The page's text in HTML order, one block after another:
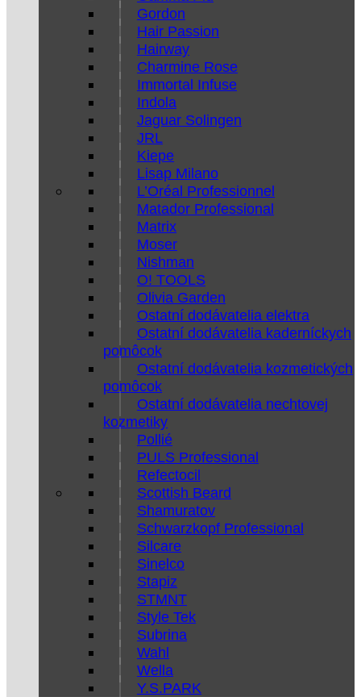
Gordon
Hair Passion
Hairway
Charmine Rose
Immortal Infuse
Indola
Jaguar Solingen
JRL
Kiepe
Lisap Milano
L’Oréal Professionnel
Matador Professional
Matrix
Moser
Nishman
O! TOOLS
Olivia Garden
Ostatní dodávatelia elektra
Ostatní dodávatelia kaderníckych
pomôcok
Ostatní dodávatelia kozmetických
pomôcok
Ostatní dodávatelia nechtovej
kozmetiky
Pollié
PULS Professional
Refectocil
Scottish Beard
Shamuratov
Schwarzkopf Professional
Silcare
Sinelco
Stapiz
STMNT
Style Tek
Subrina
Wahl
Wella
Y.S.PARK